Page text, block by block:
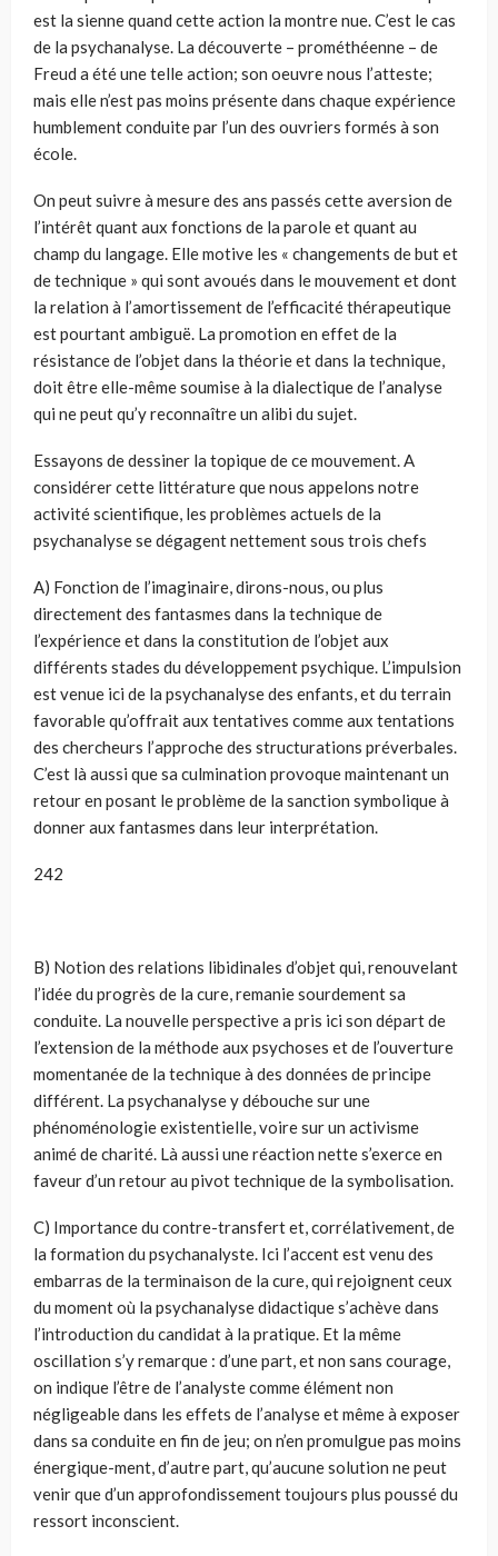
est la sienne quand cette action la montre nue. C’est le cas
de la psychanalyse. La découverte – prométhéenne – de
Freud a été une telle action; son oeuvre nous l’atteste;
mais elle n’est pas moins présente dans chaque expérience
humblement conduite par l’un des ouvriers formés à son
école.
On peut suivre à mesure des ans passés cette aversion de
l’intérêt quant aux fonctions de la parole et quant au
champ du langage. Elle motive les « changements de but et
de technique » qui sont avoués dans le mouvement et dont
la relation à l’amortissement de l’efficacité thérapeutique
est pourtant ambiguë. La promotion en effet de la
résistance de l’objet dans la théorie et dans la technique,
doit être elle-même soumise à la dialectique de l’analyse
qui ne peut qu’y reconnaître un alibi du sujet.
Essayons de dessiner la topique de ce mouvement. A
considérer cette littérature que nous appelons notre
activité scientifique, les problèmes actuels de la
psychanalyse se dégagent nettement sous trois chefs
A) Fonction de l’imaginaire, dirons-nous, ou plus
directement des fantasmes dans la technique de
l’expérience et dans la constitution de l’objet aux
différents stades du développement psychique. L’impulsion
est venue ici de la psychanalyse des enfants, et du terrain
favorable qu’offrait aux tentatives comme aux tentations
des chercheurs l’approche des structurations préverbales.
C’est là aussi que sa culmination provoque maintenant un
retour en posant le problème de la sanction symbolique à
donner aux fantasmes dans leur interprétation.
242
B) Notion des relations libidinales d’objet qui, renouvelant
l’idée du progrès de la cure, remanie sourdement sa
conduite. La nouvelle perspective a pris ici son départ de
l’extension de la méthode aux psychoses et de l’ouverture
momentanée de la technique à des données de principe
différent. La psychanalyse y débouche sur une
phénoménologie existentielle, voire sur un activisme
animé de charité. Là aussi une réaction nette s’exerce en
faveur d’un retour au pivot technique de la symbolisation.
C) Importance du contre-transfert et, corrélativement, de
la formation du psychanalyste. Ici l’accent est venu des
embarras de la terminaison de la cure, qui rejoignent ceux
du moment où la psychanalyse didactique s’achève dans
l’introduction du candidat à la pratique. Et la même
oscillation s’y remarque : d’une part, et non sans courage,
on indique l’être de l’analyste comme élément non
négligeable dans les effets de l’analyse et même à exposer
dans sa conduite en fin de jeu; on n’en promulgue pas moins
énergique-ment, d’autre part, qu’aucune solution ne peut
venir que d’un approfondissement toujours plus poussé du
ressort inconscient.